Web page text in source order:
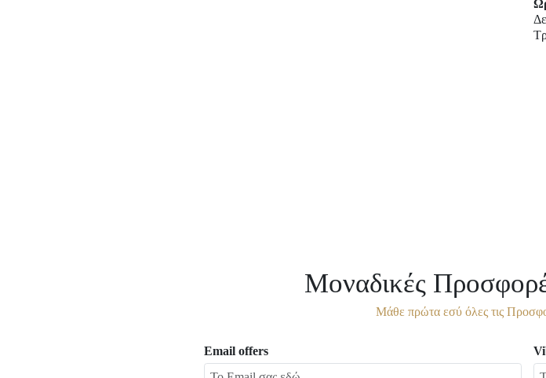
Μοναδικές
Μάθε πρώτα εσύ όλες τις
Email offers